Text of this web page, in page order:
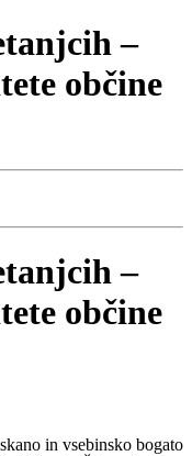
–
občine
–
občine
in vsebinsko bogato